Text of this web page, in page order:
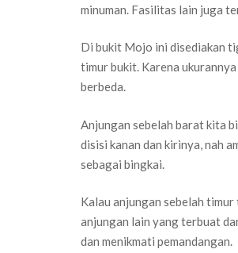
minuman. Fasilitas lain juga
Di bukit Mojo ini disediakan
timur bukit. Karena
berbeda.
Anjungan sebelah barat kita
disisi kanan dan kirinya, nah
sebagai bingkai.
Kalau anjungan sebelah
anjungan lain yang terbuat
dan menikmati pemandangan.